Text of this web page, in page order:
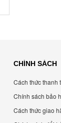
CHÍNH SÁCH
Cách thức thanh
Chính sách bảo
Cách thức giao